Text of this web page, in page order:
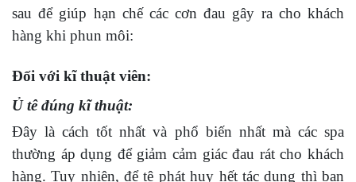
sau để giúp hạn chế các cơn đau gây ra cho khách
hàng khi phun môi:
Đối với kĩ thuật viên:
Ủ tê đúng kĩ thuật:
Đây là cách tốt nhất và phổ biến nhất mà các spa
thường áp dụng để giảm cảm giác đau rát cho khách
hàng. Tuy nhiên, để tê phát huy hết tác dụng thì bạn